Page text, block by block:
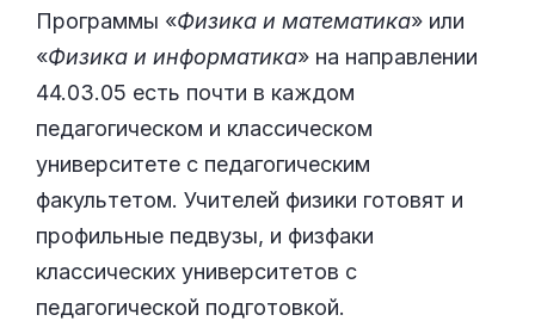
Программы «Физика и математика» или
«Физика и информатика» на направлении
44.03.05 есть почти в каждом
педагогическом и классическом
университете с педагогическим
факультетом. Учителей физики готовят и
профильные педвузы, и физфаки
классических университетов с
педагогической подготовкой.